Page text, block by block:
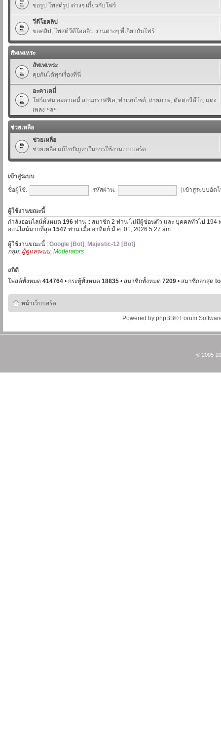
ขอรูป โพสต์รูป ต่างๆ เกี่ยวกับโฟร์
วีดีโอคลิป
ขอคลิป, โพสต์วีดีโอคลิป งานต่างๆ ที่เกี่ยวกับโฟร์
สัพเพเหระ
สัพเพเหระ
คุยกันได้ทุกเรื่องที่นี่
อะคาเดมี่
โฟร์แฟน อะคาเดมี่ สอนกราฟฟิค, ทำเวบไซต์, ถ่ายภาพ, ตัดต่อวีดีโอ, แต่ง
เพลง ฯลฯ
ช่วยเหลือ
ช่วยเหลือ
ช่วยเหลือ แก้ไขปัญหาในการใช้งานเวบบอร์ด
เข้าสู่ระบบ
ชื่อผู้ใช้:
รหัสผ่าน: เข้าสู่ระบบอัต
ผู้ใช้งานขณะนี้
กำลังออนไลน์ทั้งหมด 196 ท่าน :: สมาชิก 2 ท่าน ไม่มีผู้ซ่อนตัว และ บุคคลทั่วไป 194
ออนไลน์มากที่สุด 1547 ท่าน เมื่อ อาทิตย์ มี.ค. 01, 2026 5:27 am
ผู้ใช้งานขณะนี้ : Google [Bot] , Majestic-12 [Bot]
กลุ่ม: ผู้ดูแลระบบ, Moderators
สถิติ
โพสต์ทั้งหมด 414764 • กระทู้ทั้งหมด 18835 • สมาชิกทั้งหมด 7209 • สมาชิกล่าสุด
หน้าเว็บบอร์ด
Powered by phpBB® Forum
© 2005-